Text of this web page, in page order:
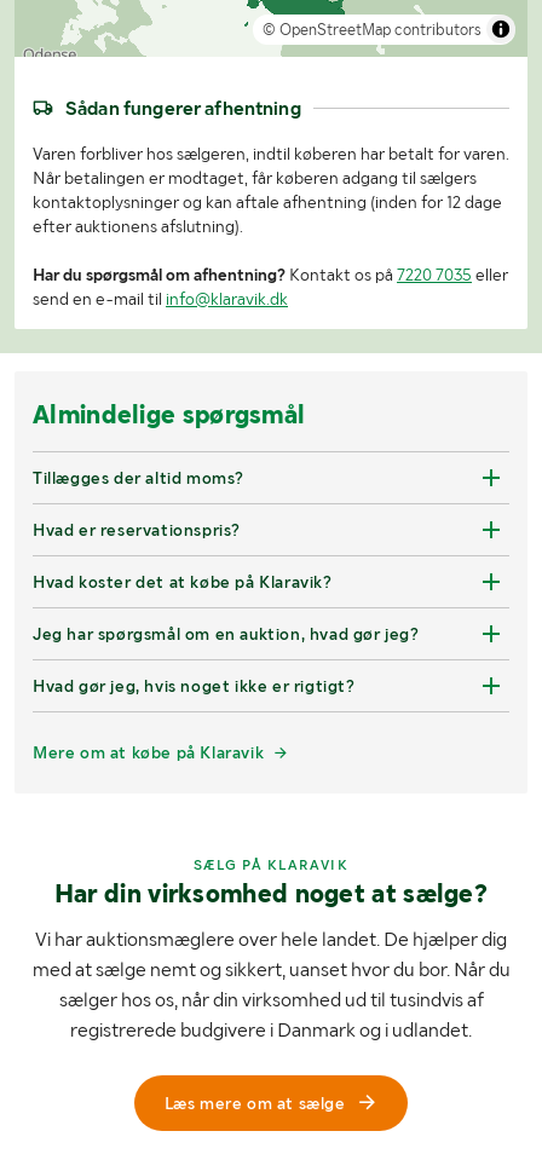
© OpenStreetMap contributors
Sådan fungerer afhentning
Varen forbliver hos sælgeren, indtil køberen har betalt for varen.
Når betalingen er modtaget, får køberen adgang til sælgers
kontaktoplysninger og kan aftale afhentning (inden for 12 dage
efter auktionens afslutning).
Har du spørgsmål om afhentning? Kontakt os på 7220 7035 eller
send en e-mail til info@klaravik.dk
Almindelige spørgsmål
Tillægges der altid moms?
Hvad er reservationspris?
Hvad koster det at købe på Klaravik?
Jeg har spørgsmål om en auktion, hvad gør jeg?
Hvad gør jeg, hvis noget ikke er rigtigt?
Mere om at købe på Klaravik
SÆLG PÅ KLARAVIK
Har din virksomhed noget at sælge?
Vi har auktionsmæglere over hele landet. De hjælper dig
med at sælge nemt og sikkert, uanset hvor du bor. Når du
sælger hos os, når din virksomhed ud til tusindvis af
registrerede budgivere i Danmark og i udlandet.
Læs mere om at sælge